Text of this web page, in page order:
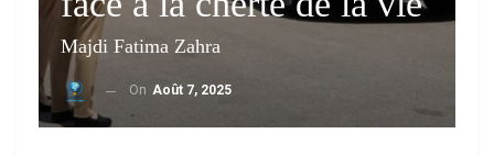
Majdi Fatima Zahra
On Août 7, 2025